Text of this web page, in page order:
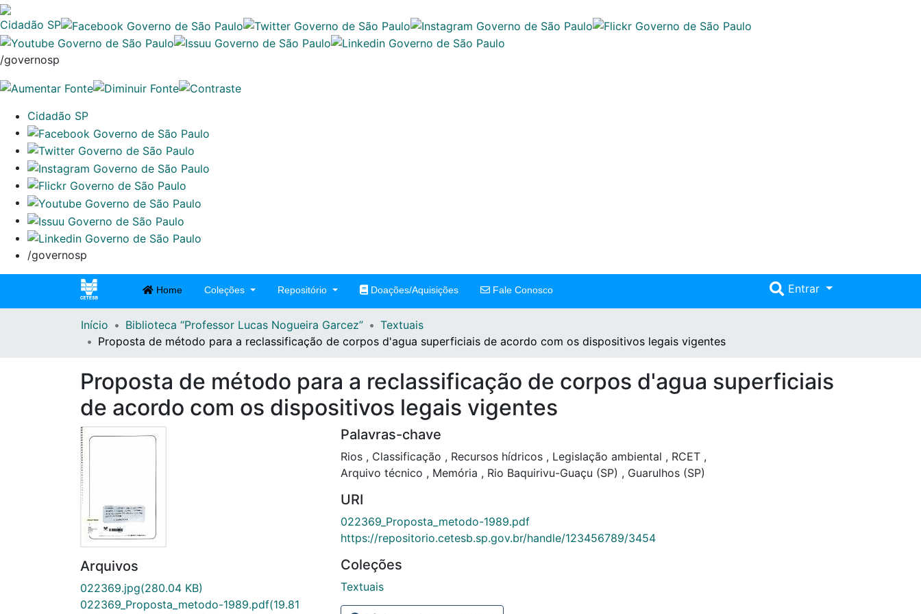
Cidadão SP
/governosp
Cidadão SP
/governosp
Entrar
Home Coleções Repositório Doações/Aquisições Fale Conosco
Início Biblioteca “Professor Lucas Nogueira Garcez”
Textuais
Proposta de método para a reclassificação de corpos d'agua superficiais de acordo com os dispositivos legais vigentes
Proposta de método para a reclassificação de corpos d'agua superficiais
de acordo com os dispositivos legais vigentes
Arquivos
022369.jpg(280.04 KB)
022369_Proposta_metodo-1989.pdf(19.81
Palavras-chave
Rios , Classificação , Recursos hídricos , Legislação ambiental , RCET ,
Arquivo técnico , Memória , Rio Baquirivu-Guaçu (SP) , Guarulhos (SP)
URI
022369_Proposta_metodo-1989.pdf
https://repositorio.cetesb.sp.gov.br/handle/123456789/3454
Coleções
Textuais